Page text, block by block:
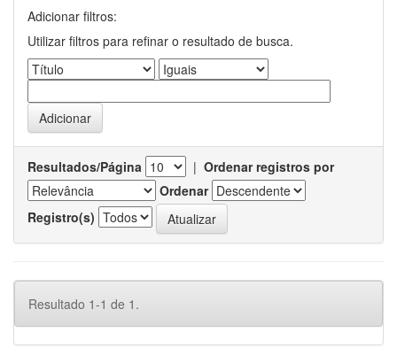
Adicionar filtros:
Utilizar filtros para refinar o resultado de busca.
Resultados/Página | Ordenar registros por
Ordenar
Registro(s)
Resultado 1-1 de 1.